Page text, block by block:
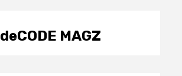
deCODE MAGZ